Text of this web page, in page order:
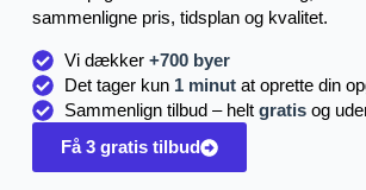
sammenligne pris, tidsplan og kvalitet.
Vi dækker+700 byer
Det tager kun 1 minut at oprette din
Sammenlign tilbud – heltgratis og
Få 3 gratis tilbud